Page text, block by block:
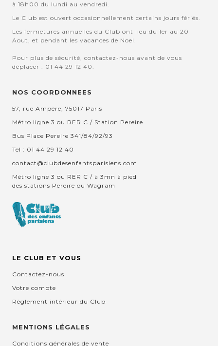
à 18h00 du lundi au vendredi.
Le Club est ouvert occasionnellement certains jours fériés.
Les fermetures annuelles du Club ont lieu du 1er au 20
Aout, et pendant les vacances de Noel.
Pour plus de sécurité, contactez-nous avant de vous
déplacer : 01 44 29 12 40.
NOS COORDONNEES
57, rue Ampère, 75017 Paris
Métro ligne 3 ou RER C / Station Pereire
Bus Place Pereire 341/84/92/93
Tel : 01 44 29 12 40
contact@clubdesenfantsparisiens.com
Métro ligne 3 ou RER C / à 3mn à pied
des stations Pereire ou Wagram
LE CLUB ET VOUS
Contactez-nous
Votre compte
Règlement intérieur du Club
MENTIONS LÉGALES
Conditions générales de vente